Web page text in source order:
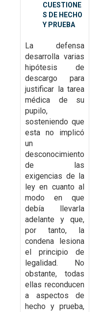
CUESTIONE
S DE HECHO
Y PRUEBA
La defensa
desarrolla varias
hipótesis de
descargo para
justificar la tarea
médica de su
pupilo,
sosteniendo que
esta no implicó
un
desconocimiento
de las
exigencias de la
ley en cuanto al
modo en que
debía llevarla
adelante y que,
por tanto, la
condena lesiona
el principio de
legalidad. No
obstante, todas
ellas reconducen
a aspectos de
hecho y prueba,